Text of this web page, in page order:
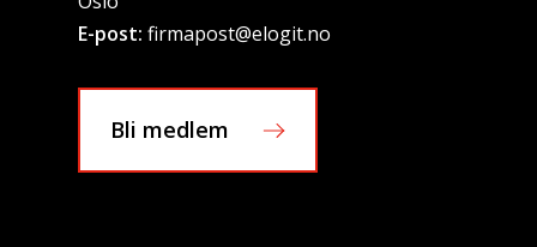
E-post: firmapost@elogit.no
Bli medlem